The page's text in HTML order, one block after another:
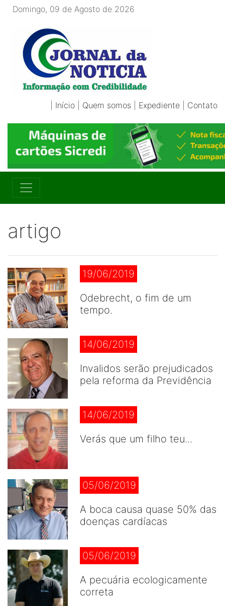
Domingo, 09 de Agosto de 2026
Início Quem somos Expediente Contato
artigo
19/06/2019
Odebrecht, o fim de um
tempo.
14/06/2019
Invalidos serão prejudicados
pela reforma da Previdência
14/06/2019
Verás que um filho teu...
05/06/2019
A boca causa quase 50% das
doenças cardíacas
05/06/2019
A pecuária ecologicamente
correta